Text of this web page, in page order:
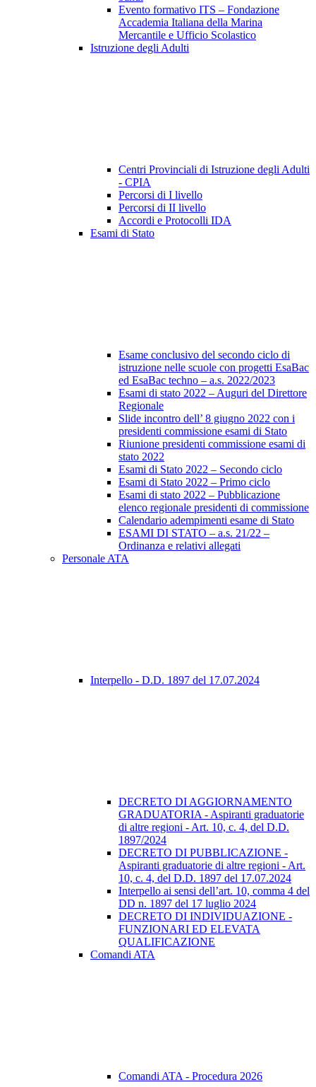
Evento formativo ITS – Fondazione
Accademia Italiana della Marina
Mercantile e Ufficio Scolastico
Istruzione degli Adulti
Centri Provinciali di Istruzione degli Adulti
- CPIA
Percorsi di I livello
Percorsi di II livello
Accordi e Protocolli IDA
Esami di Stato
Esame conclusivo del secondo ciclo di
istruzione nelle scuole con progetti EsaBac
ed EsaBac techno – a.s. 2022/2023
Esami di stato 2022 – Auguri del Direttore
Regionale
Slide incontro dell’ 8 giugno 2022 con i
presidenti commissione esami di Stato
Riunione presidenti commissione esami di
stato 2022
Esami di Stato 2022 – Secondo ciclo
Esami di Stato 2022 – Primo ciclo
Esami di stato 2022 – Pubblicazione
elenco regionale presidenti di commissione
Calendario adempimenti esame di Stato
ESAMI DI STATO – a.s. 21/22 –
Ordinanza e relativi allegati
Personale ATA
Interpello - D.D. 1897 del 17.07.2024
DECRETO DI AGGIORNAMENTO
GRADUATORIA - Aspiranti graduatorie
di altre regioni - Art. 10, c. 4, del D.D.
1897/2024
DECRETO DI PUBBLICAZIONE -
Aspiranti graduatorie di altre regioni - Art.
10, c. 4, del D.D. 1897 del 17.07.2024
Interpello ai sensi dell’art. 10, comma 4 del
DD n. 1897 del 17 luglio 2024
DECRETO DI INDIVIDUAZIONE -
FUNZIONARI ED ELEVATA
QUALIFICAZIONE
Comandi ATA
Comandi ATA - Procedura 2026